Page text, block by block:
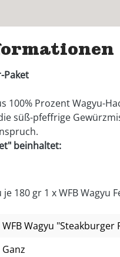
Paket
100% Prozent Wagyu-
süß-pfeffrige
beinhaltet:
180 gr 1 x WFB
WFB Wagyu "Steakburger
Ganz